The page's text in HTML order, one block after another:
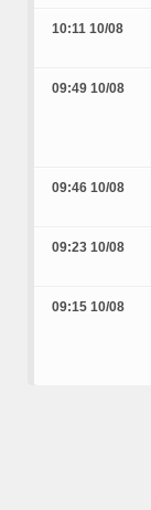
10:11 10/08
09:49 10/08
09:46 10/08
09:23 10/08
09:15 10/08